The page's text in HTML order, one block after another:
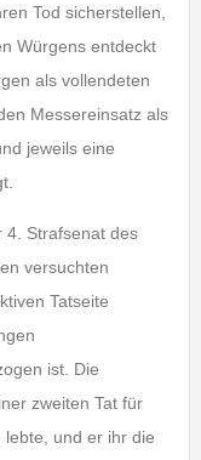
Tod sicherstellen,
Würgens entdeckt
als vollendeten
Messereinsatz als
jeweils eine
4. Strafsenat des
versuchten
Tatseite
ist. Die
zweiten Tat für
lebte, und er ihr die